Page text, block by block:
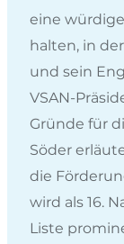
eine
halten, in
und sein
VSAN-
Gründe für
Söder
die
wird als 16.
Liste